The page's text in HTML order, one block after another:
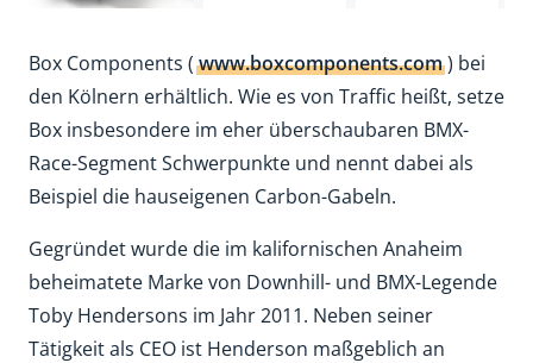
Box Components (www.boxcomponents.com) bei
den Kölnern erhältlich. Wie es von Traffic heißt, setze
Box insbesondere im eher überschaubaren BMX-
Race-Segment Schwerpunkte und nennt dabei als
Beispiel die hauseigenen Carbon-Gabeln.
Gegründet wurde die im kalifornischen Anaheim
beheimatete Marke von Downhill- und BMX-Legende
Toby Hendersons im Jahr 2011. Neben seiner
Tätigkeit als CEO ist Henderson maßgeblich an